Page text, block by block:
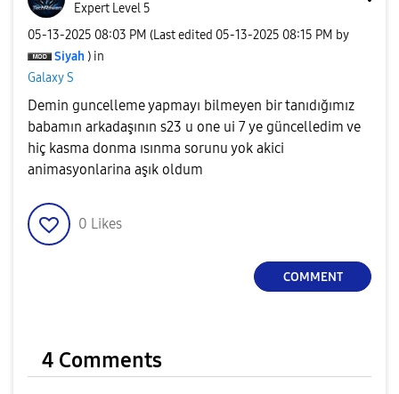
Expert Level 5
‎05-13-2025 08:03 PM (Last edited ‎05-13-2025 08:15 PM by
Siyah ) in
Galaxy S
Demin guncelleme yapmayı bilmeyen bir tanıdığımız
babamın arkadaşının s23 u one ui 7 ye güncelledim ve
hiç kasma donma ısınma sorunu yok akici
animasyonlarina aşık oldum
0 Likes
COMMENT
4 Comments